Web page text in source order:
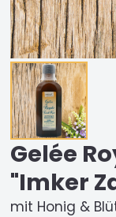
Gelée
"Imker
mit Honig &